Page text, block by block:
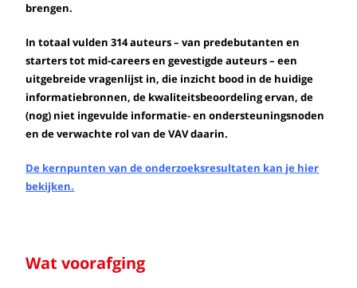
brengen.
In totaal vulden 314 auteurs – van predebutanten en
starters tot mid-careers en gevestigde auteurs – een
uitgebreide vragenlijst in, die inzicht bood in de huidige
informatiebronnen, de kwaliteitsbeoordeling ervan, de
(nog) niet ingevulde informatie- en ondersteuningsnoden
en de verwachte rol van de VAV daarin.
De kernpunten van de onderzoeksresultaten kan je hier
bekijken.
Wat voorafging